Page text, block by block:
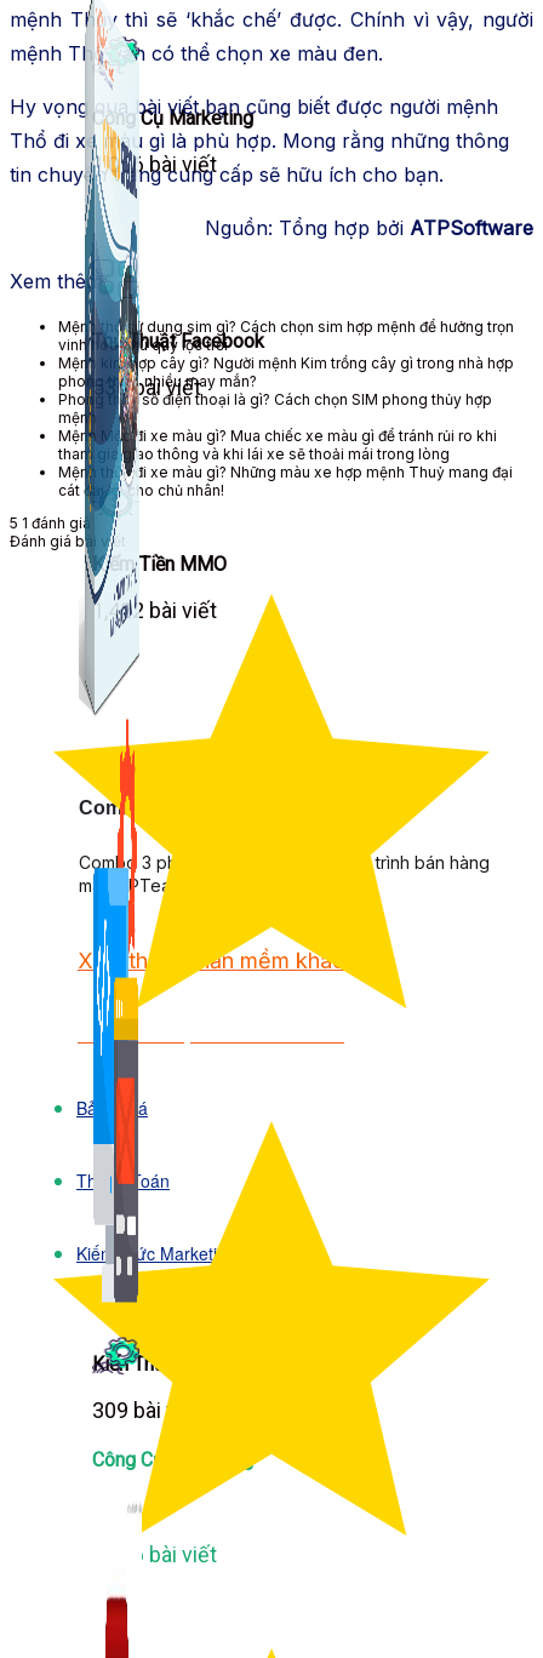
Công Cụ Marketing
1,066 bài viết
Thủ Thuật Facebook
536 bài viết
Kiếm Tiền MMO
1,422 bài viết
Kiến Thức Website
309 bài viết
Combo Special
Combo 3 phần mềm tự chọn: chương trình bán hàng
mà ATPTeam triển khai.
Xem thêm phần mềm khác
Xem thêm phần mềm khác
Bảng Giá
Thanh Toán
Kiến Thức Marketing
Công Cụ Marketing
1,066 bài viết
mệnh Thủy thì sẽ ‘khắc chế’ được. Chính vì vậy, người
mệnh Thổ vẫn có thể chọn xe màu đen.
Hy vọng qua bài viết bạn cũng biết được người mệnh
Thổ đi xe màu gì là phù hợp. Mong rằng những thông
tin chuyên trang cung cấp sẽ hữu ích cho bạn.
Nguồn: Tổng hợp bởi ATPSoftware
Xem thêm:
Mệnh thổ sử dụng sim gì? Cách chọn sim hợp mệnh để hưởng trọn
vinh hoa phú quý lộc trời
Mệnh kim hợp cây gì? Người mệnh Kim trồng cây gì trong nhà hợp
phong thủy, nhiều may mắn?
Phong thủy số điện thoại là gì? Cách chọn SIM phong thủy hợp
mệnh
Mệnh Mộc đi xe màu gì? Mua chiếc xe màu gì để tránh rủi ro khi
tham gia giao thông và khi lái xe sẽ thoải mái trong lòng
Mệnh thủy đi xe màu gì? Những màu xe hợp mệnh Thuỷ mang đại
cát đại lợi cho chủ nhân!
5 1 đánh giá
Đánh giá bài viết